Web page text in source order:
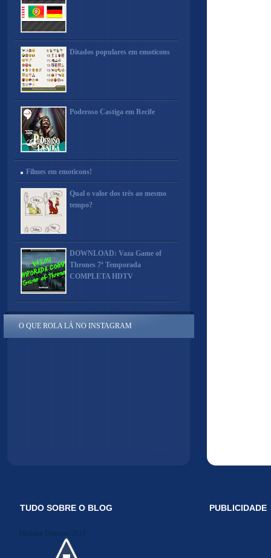
Ditados populares em emoticons
Poderoso Castiga em Recife
Filmes em emoticons!
Qual o valor dos três ao mesmo
tempo?
DOWNLOAD: Vaza Game of
Thrones 7ª Temporada
COMPLETA HDTV
O QUE ROLA LÁ NO INSTAGRAM
TUDO SOBRE O BLOG
Midiakit Danosse 2014
PUBLICIDADE